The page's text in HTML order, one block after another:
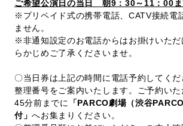
ご希望公演日の当日 朝9：30～11：00
※プリペイド式の携帯電話、CATV接続電
ません。
※非通知設定のお電話からはお掛けいただ
らかじめご了承くださいませ。
〇当日券は上記の時間に電話予約してく
整理番号をご案内いたします。ご予約い
45分前までに
「PARCO劇場（渋谷
付」へお集まりください。